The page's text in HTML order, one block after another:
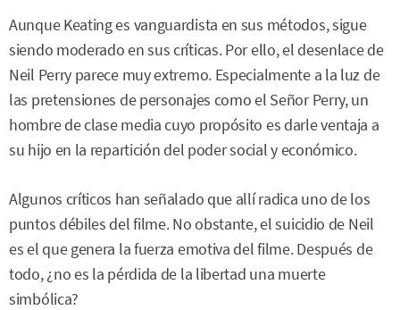
Aunque Keating es vanguardista en sus métodos, sigue
siendo moderado en sus críticas. Por ello, el desenlace de
Neil Perry parece muy extremo. Especialmente a la luz de
las pretensiones de personajes como el Señor Perry, un
hombre de clase media cuyo propósito es darle ventaja a
su hijo en la repartición del poder social y económico.
Algunos críticos han señalado que allí radica uno de los
puntos débiles del filme. No obstante, el suicidio de Neil
es el que genera la fuerza emotiva del filme. Después de
todo, ¿no es la pérdida de la libertad una muerte
simbólica?